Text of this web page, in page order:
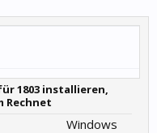
1803 installieren,
Rechnet
Windows